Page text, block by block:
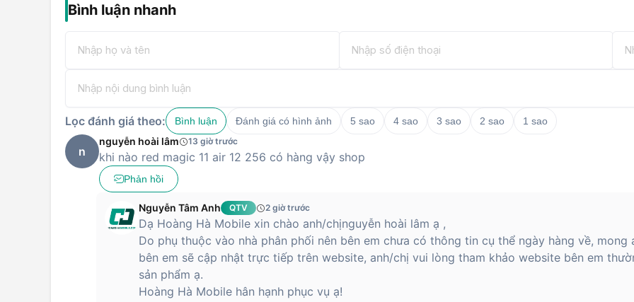
Bình luận nhanh
Lọc đánh giá theo: Bình luận Đánh giá có hình ảnh 5 sao 4 sao 3 sao 2 sao 1 sao
n
nguyễn hoài lâm 13 giờ trước
khi nào red magic 11 air 12 256 có hàng vậy shop
Phản hồi
Nguyễn Tâm Anh QTV 2 giờ trước
Dạ Hoàng Hà Mobile xin chào anh/chịnguyễn hoài lâm ạ ,
Do phụ thuộc vào nhà phân phối nên bên em chưa có thông tin cụ thể ngày hàng về, mong
bên em sẽ cập nhật trực tiếp trên website, anh/chị vui lòng tham khảo website bên em
sản phẩm ạ.
Hoàng Hà Mobile hân hạnh phục vụ ạ!